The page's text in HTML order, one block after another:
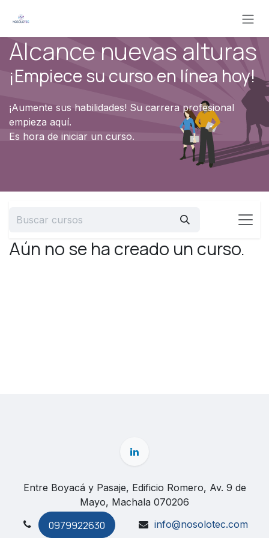
Alcance nuevas alturas
¡Empiece su curso en línea hoy!
¡Aumente sus habilidades! Su carrera profesional
empieza aquí.
Es hora de iniciar un curso.
Aún no se ha creado un curso.
Entre Boyacá y Pasaje, Edificio Romero, Av. 9 de
Mayo, Machala 070206
0979922630 info@nosolotec.com